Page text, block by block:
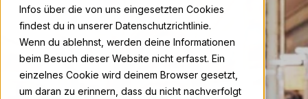
Infos über die von uns eingesetzten Cookies
findest du in unserer Datenschutzrichtlinie.
Wenn du ablehnst, werden deine Informationen
beim Besuch dieser Website nicht erfasst. Ein
einzelnes Cookie wird deinem Browser gesetzt,
um daran zu erinnern, dass du nicht nachverfolgt